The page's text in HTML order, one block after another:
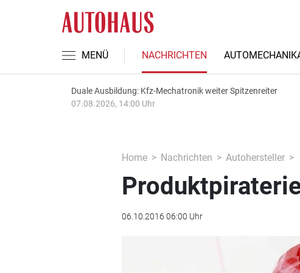
MENÜ NACHRICHTEN
Duale Ausbildung: Kfz-Mechatronik weiter Spitzenreiter
07.08.2026, 14:00 Uhr
Home Nachrichten Autohersteller
06.10.2016 06:00 Uhr